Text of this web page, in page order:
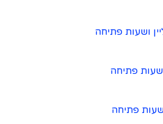
ושעות פתיחה
פתיחה
פתיחה